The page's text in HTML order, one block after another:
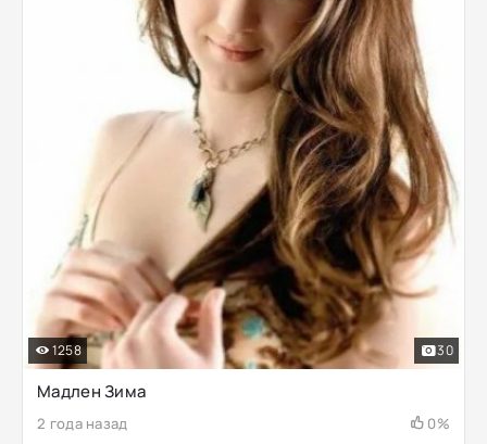
Мадлен Зима
2 года назад 0%
1258 30